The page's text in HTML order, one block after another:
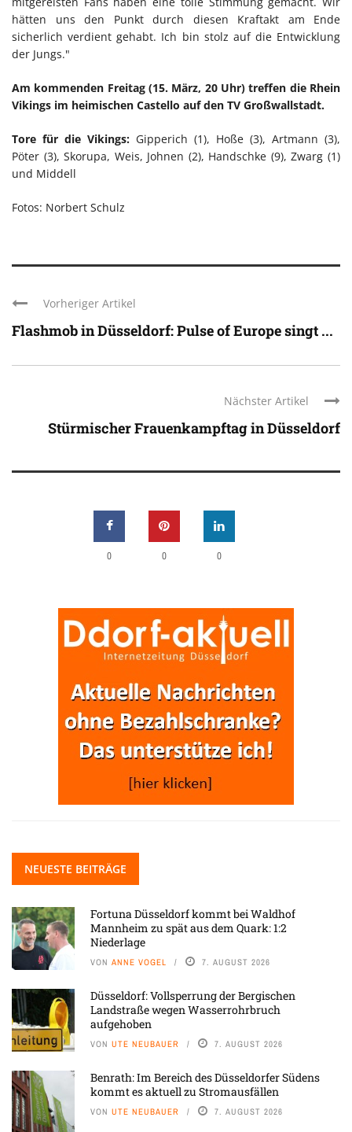
hätten uns den Punkt durch diesen Kraftakt am Ende
sicherlich verdient gehabt. Ich bin stolz auf die Entwicklung
der Jungs."
Am kommenden Freitag (15. März, 20 Uhr) treffen die Rhein
Vikings im heimischen Castello auf den TV Großwallstadt.
Tore für die Vikings: Gipperich (1), Hoße (3), Artmann (3),
Pöter (3), Skorupa, Weis, Johnen (2), Handschke (9), Zwarg (1)
und Middell
Fotos: Norbert Schulz
Vorheriger Artikel
Flashmob in Düsseldorf: Pulse of Europe singt ...
Nächster Artikel
Stürmischer Frauenkampftag in Düsseldorf
0 0 0
NEUESTE BEITRÄGE
Fortuna Düsseldorf kommt bei Waldhof
Mannheim zu spät aus dem Quark: 1:2
Niederlage
VON ANNE VOGEL 7. AUGUST 2026
Düsseldorf: Vollsperrung der Bergischen
Landstraße wegen Wasserrohrbruch
aufgehoben
VON UTE NEUBAUER 7. AUGUST 2026
Benrath: Im Bereich des Düsseldorfer Südens
kommt es aktuell zu Stromausfällen
VON UTE NEUBAUER 7. AUGUST 2026